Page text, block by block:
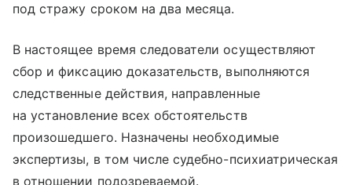
под стражу сроком на два месяца.
В настоящее время следователи осуществляют
сбор и фиксацию доказательств, выполняются
следственные действия, направленные
на установление всех обстоятельств
произошедшего. Назначены необходимые
экспертизы, в том числе судебно-психиатрическая
в отношении подозреваемой.